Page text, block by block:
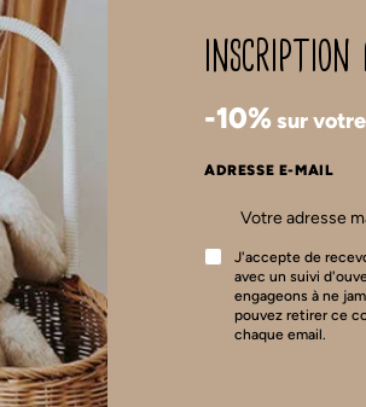
-10%sur
ADRESSE E-MAIL
J'accepte de
avec un suivi
engageons à ne
pouvez retirer ce
chaque email.